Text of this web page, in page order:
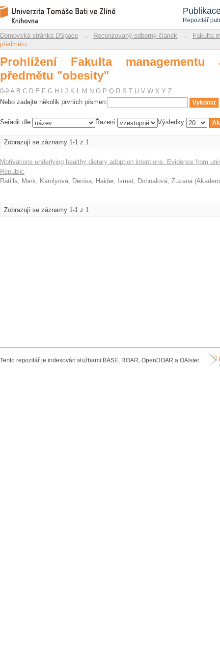
Repozitář
Prohlížení Fakulta managementu a
Repozitář DSpace/Manakin
Domovská stránka DSpace → Recenzovaný odborný článek →
Fakulta
předmětu
Prohlížení Fakulta
předmětu "obesity"
0-9 A B C D E F G H J K L M N O P Q R S T U V W X Y Z
Nebo zadejte několik prvních písmen:
Seřadit dle: Řazení: Výsledky:
Zobrazují se záznamy 1-1 z 1
Motivations underlying healthy dietary adoption intentions: Evidence from
Republic
Ratilla, Mark; Karolyová, Denisa; Haider, Ismat; Dohnalová, Zuzana (
Zobrazují se záznamy 1-1 z 1
Tento repozitář je indexován službami BASE, ROAR, OpenDOAR a OAIster.